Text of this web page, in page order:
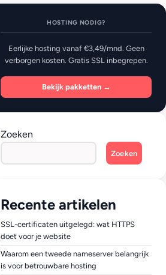
HOSTING NODIG?
Eerlijke hosting vanaf €3,49/mnd. Geen
verborgen kosten. Gratis SSL inbegrepen.
Bekijk pakketten →
Zoeken
Zoeken
Recente artikelen
SSL-certificaten uitgelegd: wat HTTPS
doet voor je website
Waarom een tweede nameserver belangrijk
is voor betrouwbare hosting